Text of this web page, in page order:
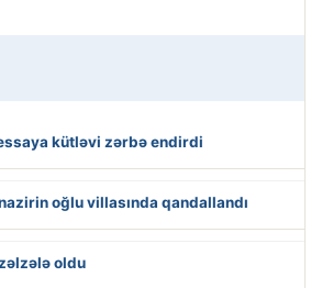
kütləvi zərbə endirdi
oğlu villasında qandallandı
oldu